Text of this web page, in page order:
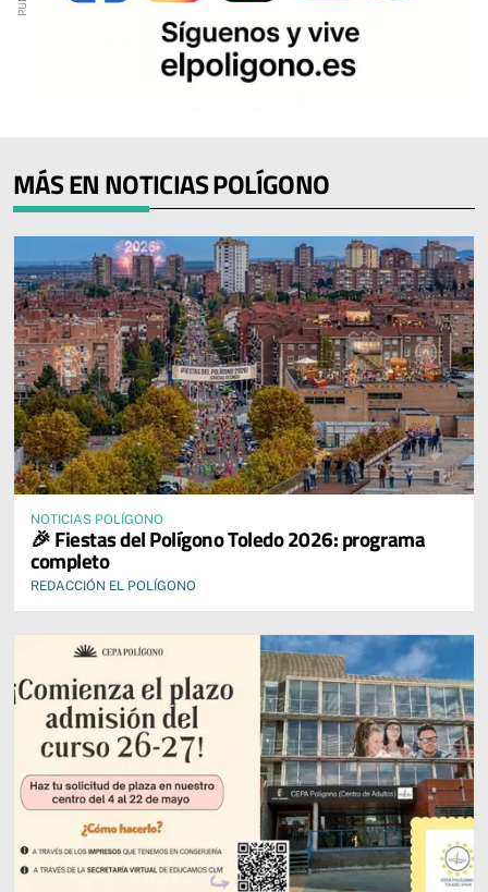
MÁS EN NOTICIAS POLÍGONO
NOTICIAS POLÍGONO
🎉 Fiestas del Polígono Toledo 2026: programa
completo
REDACCIÓN EL POLÍGONO